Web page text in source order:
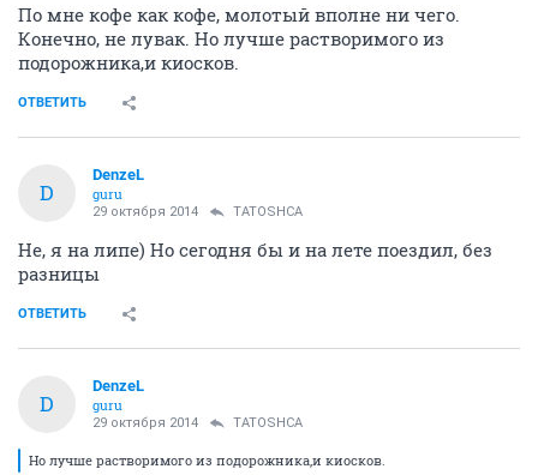
По мне кофе как кофе, молотый вполне ни чего.
Конечно, не лувак. Но лучше растворимого из
подорожника,и киосков.
ОТВЕТИТЬ
D
DenzeL
guru
29 октября 2014 TATOSHCA
Не, я на липе) Но сегодня бы и на лете поездил, без
разницы
ОТВЕТИТЬ
D
DenzeL
guru
29 октября 2014 TATOSHCA
Но лучше растворимого из подорожника,и киосков.